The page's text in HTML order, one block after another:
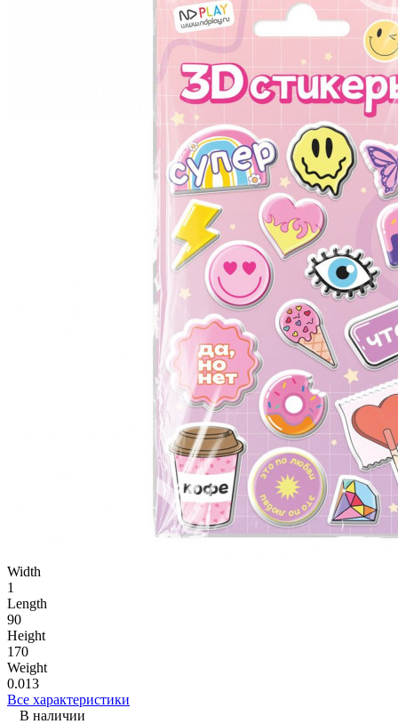
Width
1
Length
90
Height
170
Weight
0.013
Все характеристики
В наличии